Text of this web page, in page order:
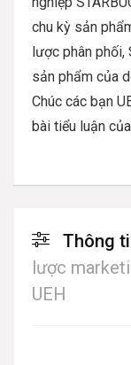
chu kỳ sản
lược phân phối,
sản phẩm của
Chúc các bạn
bài tiểu luận
Thông
lược
UEH